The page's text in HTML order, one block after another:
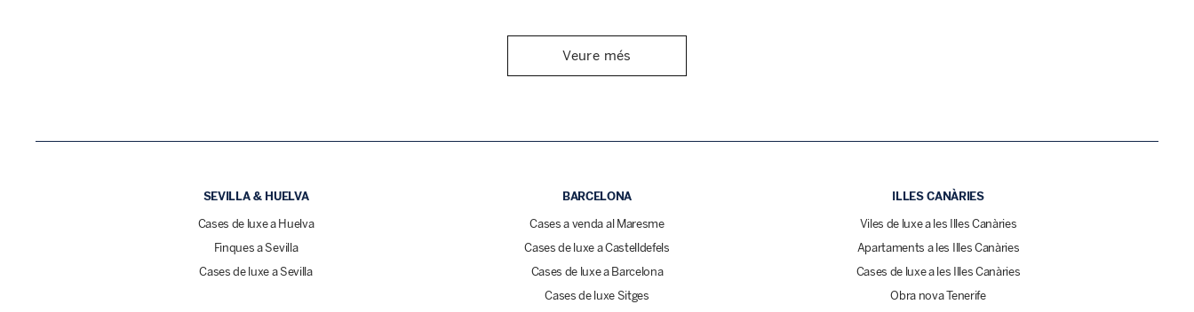
Veure més
SEVILLA & HUELVA
Cases de luxe a Huelva
Finques a Sevilla
Cases de luxe a Sevilla
BARCELONA
Cases a venda al Maresme
Cases de luxe a Castelldefels
Cases de luxe a Barcelona
Cases de luxe Sitges
ILLES CANÀRIES
Viles de luxe a les Illes Canàries
Apartaments a les Illes Canàries
Cases de luxe a les Illes Canàries
Obra nova Tenerife